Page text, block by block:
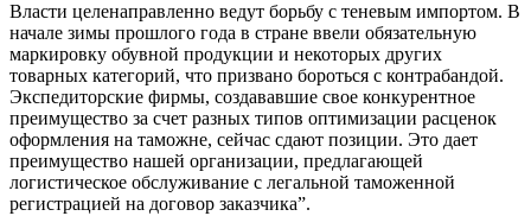
Власти целенаправленно ведут борьбу с теневым импортом. В
начале зимы прошлого года в стране ввели обязательную
маркировку обувной продукции и некоторых других
товарных категорий, что призвано бороться с контрабандой.
Экспедиторские фирмы, создававшие свое конкурентное
преимущество за счет разных типов оптимизации расценок
оформления на таможне, сейчас сдают позиции. Это дает
преимущество нашей организации, предлагающей
логистическое обслуживание с легальной таможенной
регистрацией на договор заказчика”.